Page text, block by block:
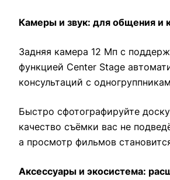
Камеры и звук: для общения и
Задняя камера 12 Мп с
функцией Center Stage
консультаций с
Быстро сфотографируйте
качество съёмки вас не
а просмотр фильмов
Аксессуары и экосистема: